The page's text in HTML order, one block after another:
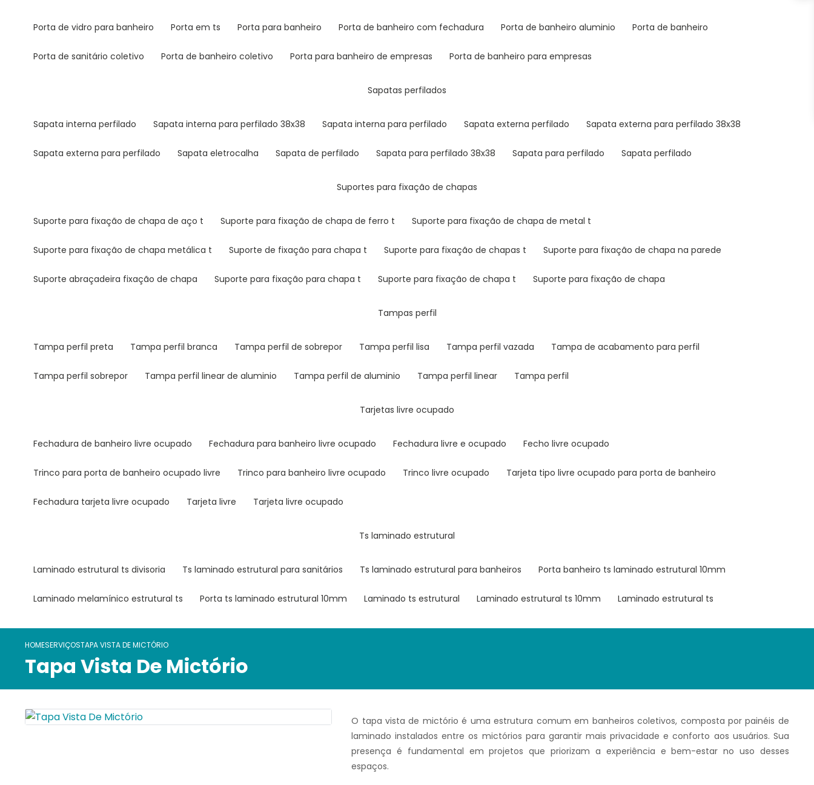
porta de vidro para banheiro porta em ts porta para banheiro porta de banheiro com fechadura porta de banheiro aluminio porta de banheiro
porta de sanitário coletivo porta de banheiro coletivo porta para banheiro de empresas porta de banheiro para empresas
sapatas perfilados
sapata interna perfilado sapata interna para perfilado 38x38 sapata interna para perfilado sapata externa perfilado sapata externa para perfilado 38x38
sapata externa para perfilado sapata eletrocalha sapata de perfilado sapata para perfilado 38x38 sapata para perfilado sapata perfilado
suportes para fixação de chapas
suporte para fixação de chapa de aço t suporte para fixação de chapa de ferro t suporte para fixação de chapa de metal t
suporte para fixação de chapa metálica t suporte de fixação para chapa t suporte para fixação de chapas t suporte para fixação de chapa na parede
suporte abraçadeira fixação de chapa suporte para fixação para chapa t suporte para fixação de chapa t suporte para fixação de chapa
tampas perfil
tampa perfil preta tampa perfil branca tampa perfil de sobrepor tampa perfil lisa tampa perfil vazada tampa de acabamento para perfil
tampa perfil sobrepor tampa perfil linear de aluminio tampa perfil de aluminio tampa perfil linear tampa perfil
tarjetas livre ocupado
fechadura de banheiro livre ocupado fechadura para banheiro livre ocupado fechadura livre e ocupado fecho livre ocupado
trinco para porta de banheiro ocupado livre trinco para banheiro livre ocupado trinco livre ocupado tarjeta tipo livre ocupado para porta de banheiro
fechadura tarjeta livre ocupado tarjeta livre tarjeta livre ocupado
ts laminado estrutural
laminado estrutural ts divisoria ts laminado estrutural para sanitários ts laminado estrutural para banheiros porta banheiro ts laminado estrutural 10mm
laminado melamínico estrutural ts porta ts laminado estrutural 10mm laminado ts estrutural laminado estrutural ts 10mm laminado estrutural ts
HOMESERVIÇOSTAPA VISTA DE MICTÓRIO
Tapa Vista De Mictório
O tapa vista de mictório é uma estrutura comum em banheiros coletivos, composta por painéis de
laminado instalados entre os mictórios para garantir mais privacidade e conforto aos usuários. Sua
presença é fundamental em projetos que priorizam a experiência e bem-estar no uso desses
espaços.